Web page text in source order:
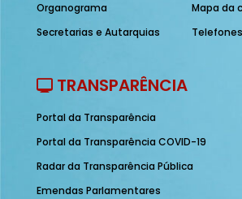
Organograma
Secretarias e Autarquias
Mapa da
TRANSPARÊNCIA
Portal da Transparência
Portal da Transparência COVID-19
Radar da Transparência Pública
Emendas Parlamentares